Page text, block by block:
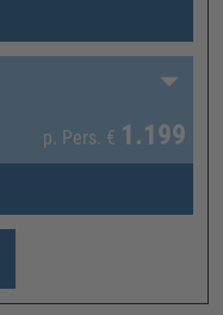
p. Pers. € 1.199